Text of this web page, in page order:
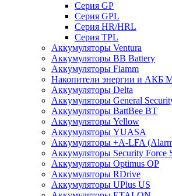
Cерия GP
Серия GPL
Серия HR/HRL
Серия TPL
Аккумуляторы Ventura
Аккумуляторы BB Battery
Аккумуляторы Fiamm
Накопители энергии и АКБ
Аккумуляторы Delta
Аккумуляторы General
Аккумуляторы BattBee BT
Аккумуляторы Yellow
Аккумуляторы YUASA
Аккумуляторы +A-LFA
Аккумуляторы Security Force
Аккумуляторы Optimus OP
Аккумуляторы RDrive
Аккумуляторы UPlus US